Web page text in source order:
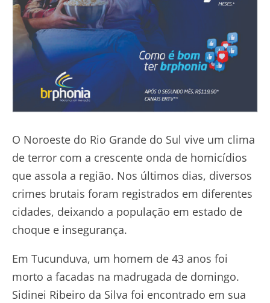
O Noroeste do Rio Grande do Sul vive um clima
de terror com a crescente onda de homicídios
que assola a região. Nos últimos dias, diversos
crimes brutais foram registrados em diferentes
cidades, deixando a população em estado de
choque e insegurança.
Em Tucunduva, um homem de 43 anos foi
morto a facadas na madrugada de domingo.
Sidinei Ribeiro da Silva foi encontrado em sua